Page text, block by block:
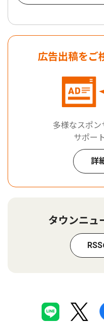
広告出稿をご
多様なスポン
サポー
詳
タウンニュ